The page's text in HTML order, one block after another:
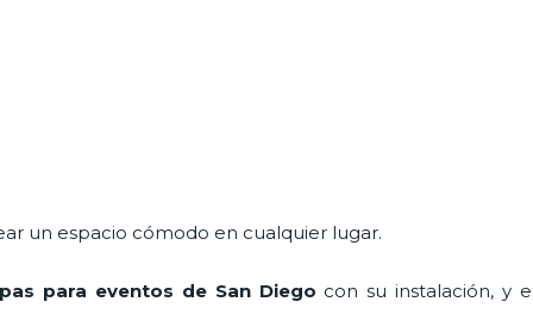
un espacio cómodo en cualquier lugar.
para eventos de San Diego con su instalación, y